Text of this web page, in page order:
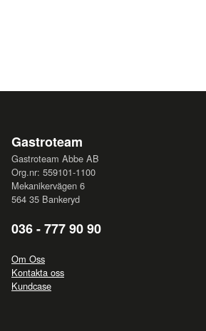
Gastroteam
Gastroteam Abbe AB
Org.nr: 559101-1100
Mekanikervägen 6
564 35 Bankeryd
036 - 777 90 90
Om Oss
Kontakta oss
Kundcase